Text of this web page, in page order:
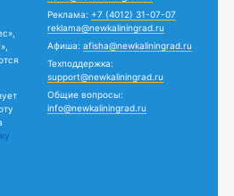
Реклама: +7 (4012) 31-07-07
reklama@newkaliningrad.ru
Афиша: afisha@newkaliningrad.ru
Техподдержка:
support@newkaliningrad.ru
Общие вопросы:
info@newkaliningrad.ru